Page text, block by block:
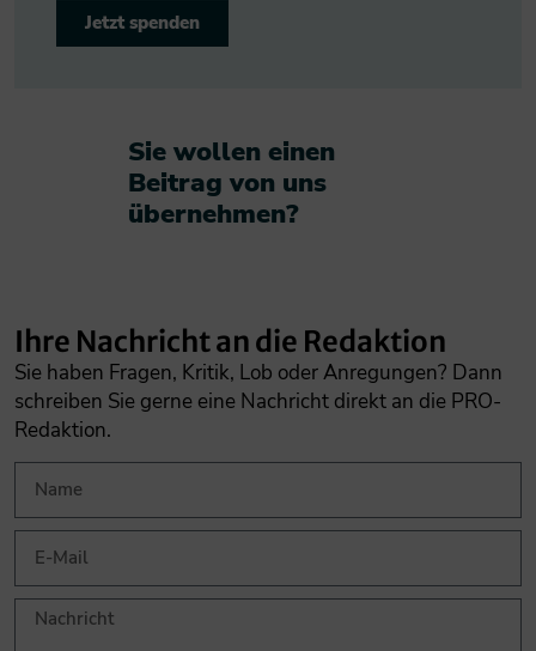
Jetzt spenden
Sie wollen einen
Beitrag von uns
übernehmen?​
Ihre Nachricht an die Redaktion
Sie haben Fragen, Kritik, Lob oder Anregungen? Dann
schreiben Sie gerne eine Nachricht direkt an die PRO-
Redaktion.